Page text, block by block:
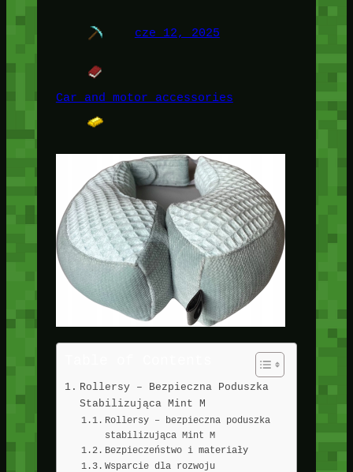
cze 12, 2025
Car and motor accessories
Rollersy – Bezpieczna Poduszka
Stabilizująca Mint M
Rollersy – bezpieczna poduszka
stabilizująca Mint M
Bezpieczeństwo i materiały
Wsparcie dla rozwoju